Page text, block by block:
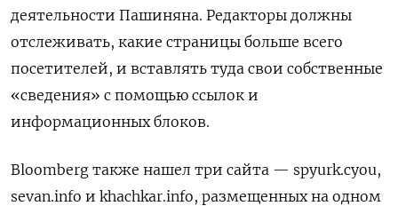
деятельности Пашиняна. Редакторы должны
отслеживать, какие страницы больше всего
посетителей, и вставлять туда свои собственные
«сведения» с помощью ссылок и
информационных блоков.
Bloomberg также нашел три сайта — spyurk.cyou,
sevan.info и khachkar.info, размещенных на одном